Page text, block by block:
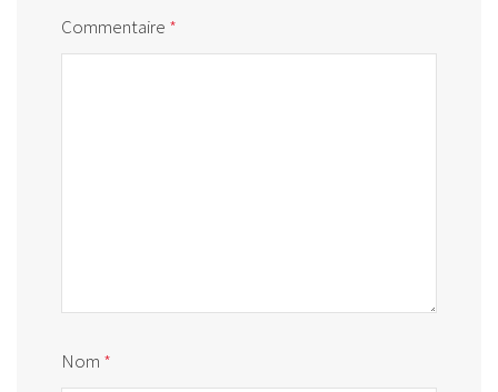
Commentaire *
Nom *